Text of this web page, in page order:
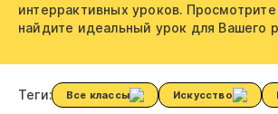
интеррактивных уроков. Просмотрите
найдите идеальный урок для Вашего
Теги: Все классы Искусство